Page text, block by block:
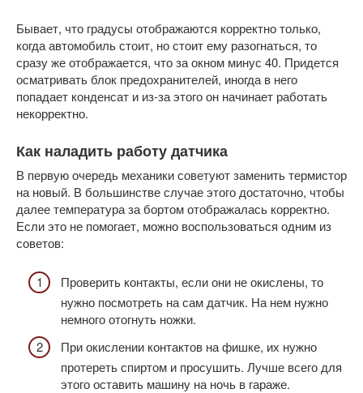
Бывает, что градусы отображаются корректно только,
когда автомобиль стоит, но стоит ему разогнаться, то
сразу же отображается, что за окном минус 40. Придется
осматривать блок предохранителей, иногда в него
попадает конденсат и из-за этого он начинает работать
некорректно.
Как наладить работу датчика
В первую очередь механики советуют заменить термистор
на новый. В большинстве случае этого достаточно, чтобы
далее температура за бортом отображалась корректно.
Если это не помогает, можно воспользоваться одним из
советов:
Проверить контакты, если они не окислены, то
нужно посмотреть на сам датчик. На нем нужно
немного отогнуть ножки.
При окислении контактов на фишке, их нужно
протереть спиртом и просушить. Лучше всего для
этого оставить машину на ночь в гараже.